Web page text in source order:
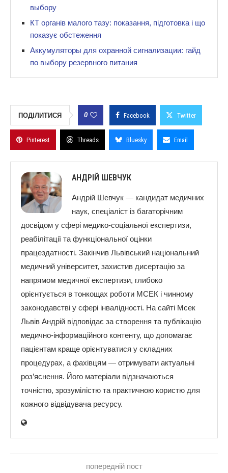
выбору
КТ органів малого тазу: показання, підготовка і що
показує обстеження
Аккумуляторы для охранной сигнализации: гайд
по выбору резервного питания
ПОДІЛИТИСЯ 0 Facebook Twitter
Pinterest Threads Bluesky Email
АНДРІЙ ШЕВЧУК
Андрій Шевчук — кандидат медичних
наук, спеціаліст із багаторічним
досвідом у сфері медико-соціальної експертизи,
реабілітації та функціональної оцінки
працездатності. Закінчив Львівський національний
медичний університет, захистив дисертацію за
напрямом медичної експертизи, глибоко
орієнтується в тонкощах роботи МСЕК і чинному
законодавстві у сфері інвалідності. На сайті Мсек
Львів Андрій відповідає за створення та публікацію
медично-інформаційного контенту, що допомагає
пацієнтам краще орієнтуватися у складних
процедурах, а фахівцям — отримувати актуальні
роз’яснення. Його матеріали відзначаються
точністю, зрозумілістю та практичною користю для
кожного відвідувача ресурсу.
попередній пост